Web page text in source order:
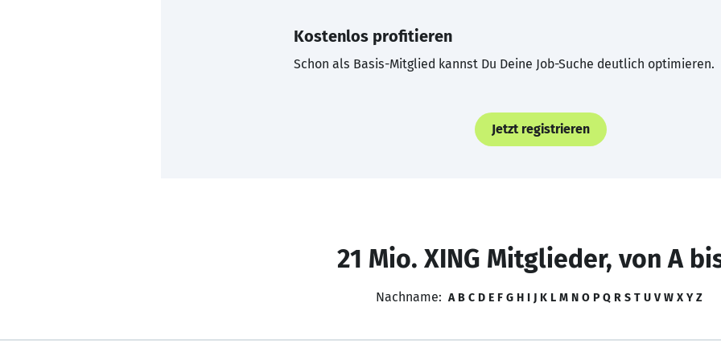
Kostenlos profitieren
Schon als Basis-Mitglied kannst Du Deine Job-Suche deutlich optimieren.
Jetzt registrieren
21 Mio. XING Mitglieder, von A
Nachname: A B C D E F G H I J K L M N O P Q R S T U V W X Y Z